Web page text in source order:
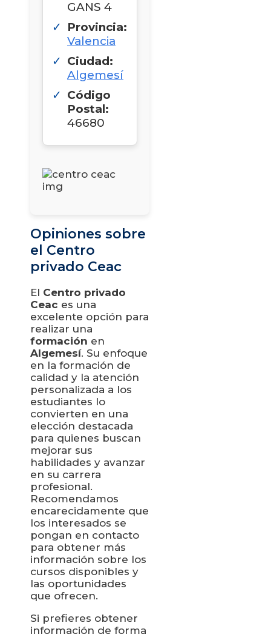
GANS 4
Provincia:
Valencia
Ciudad:
Algemesí
Código
Postal:
46680
Opiniones sobre
el Centro
privado Ceac
El Centro privado
Ceac es una
excelente opción para
realizar una
formación en
Algemesí. Su enfoque
en la formación de
calidad y la atención
personalizada a los
estudiantes lo
convierten en una
elección destacada
para quienes buscan
mejorar sus
habilidades y avanzar
en su carrera
profesional.
Recomendamos
encarecidamente que
los interesados se
pongan en contacto
para obtener más
información sobre los
cursos disponibles y
las oportunidades
que ofrecen.
Si prefieres obtener
información de forma